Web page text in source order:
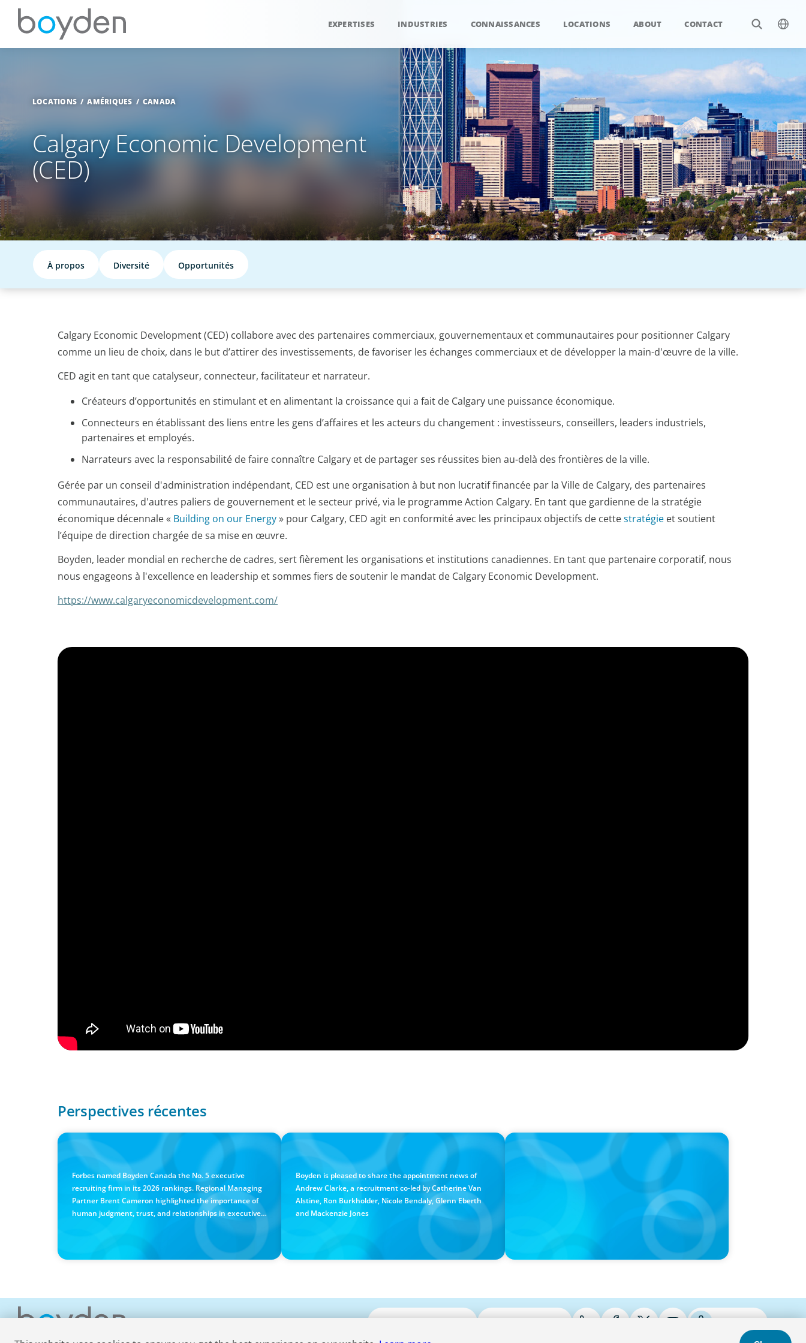
EXPERTISES INDUSTRIES CONNAISSANCES LOCATIONS ABOUT CONTACT
LOCATIONS AMÉRIQUES CANADA
Calgary Economic Development
(CED)
À propos Diversité Opportunités
Calgary Economic Development (CED) collabore avec des partenaires commerciaux, gouvernementaux et communautaires pour positionner Calgary
comme un lieu de choix, dans le but d’attirer des investissements, de favoriser les échanges commerciaux et de développer la main-d'œuvre de la ville.
CED agit en tant que catalyseur, connecteur, facilitateur et narrateur.
Créateurs d’opportunités en stimulant et en alimentant la croissance qui a fait de Calgary une puissance économique.
Connecteurs en établissant des liens entre les gens d’affaires et les acteurs du changement : investisseurs, conseillers, leaders industriels,
partenaires et employés.
Narrateurs avec la responsabilité de faire connaître Calgary et de partager ses réussites bien au-delà des frontières de la ville.
Gérée par un conseil d'administration indépendant, CED est une organisation à but non lucratif financée par la Ville de Calgary, des partenaires
communautaires, d'autres paliers de gouvernement et le secteur privé, via le programme Action Calgary. En tant que gardienne de la stratégie
économique décennale « Building on our Energy» pour Calgary, CED agit en conformité avec les principaux objectifs de cettestratégie et soutient
l’équipe de direction chargée de sa mise en œuvre.
Boyden, leader mondial en recherche de cadres, sert fièrement les organisations et institutions canadiennes. En tant que partenaire corporatif, nous
nous engageons à l'excellence en leadership et sommes fiers de soutenir le mandat de Calgary Economic Development.
https://www.calgaryeconomicdevelopment.com/
Perspectives récentes
IN THE MEDIA
Canadian Recruitment Trends and Use of AI
Forbes named Boyden Canada the No. 5 executive
recruiting firm in its 2026 rankings. Regional Managing
Partner Brent Cameron highlighted the importance of
human judgment, trust, and relationships in executive
PRESS RELEASE
Calgary Co-op Proudly Announces New CEO
Boyden is pleased to share the appointment news of
Andrew Clarke, a recruitment co-led by Catherine Van
Alstine, Ron Burkholder, Nicole Bendaly, Glenn Eberth
and Mackenzie Jones
PRESS RELEASE
Boyden Named a Top 5 Executive Search Firm in
Canada by Forbes